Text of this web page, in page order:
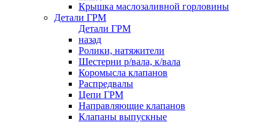
Крышка маслозаливной горловины
Детали ГРМ
Детали ГРМ
назад
Ролики, натяжители
Шестерни р/вала, к/вала
Коромысла клапанов
Распредвалы
Цепи ГРМ
Направляющие клапанов
Клапаны выпускные